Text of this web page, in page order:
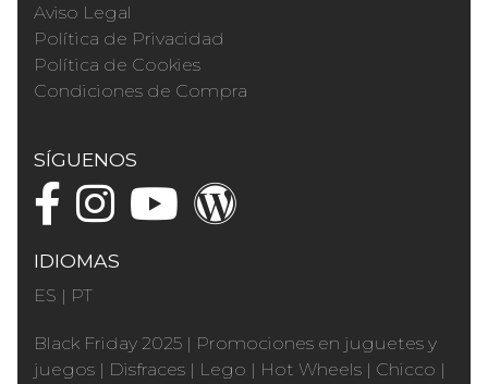
Aviso Legal
Política de Privacidad
Política de Cookies
Condiciones de Compra
SÍGUENOS
IDIOMAS
ES | PT
Black Friday 2025 | Promociones en juguetes y
juegos | Disfraces | Lego | Hot Wheels | Chicco |